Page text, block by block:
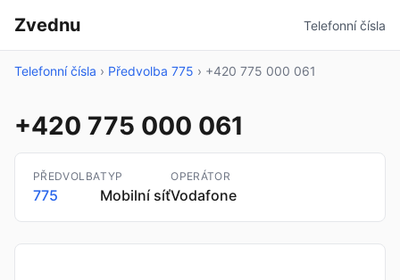
Zvednu Telefonní čísla
Telefonní čísla › Předvolba 775 › +420 775 000 061
+420 775 000 061
PŘEDVOLBA
775
TYP
Mobilní síť
OPERÁTOR
Vodafone